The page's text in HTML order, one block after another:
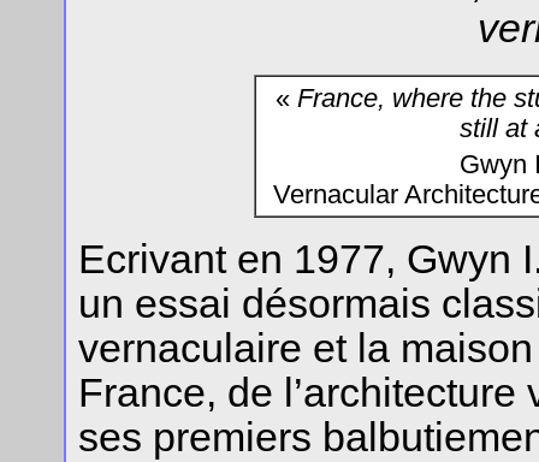
« France, where the
still at
Gwyn
Vernacular
Ecrivant en 1977, Gwyn
un essai désormais
vernaculaire et la
France, de
ses premiers